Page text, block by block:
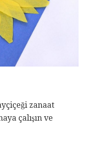
zanaat
çalışın ve